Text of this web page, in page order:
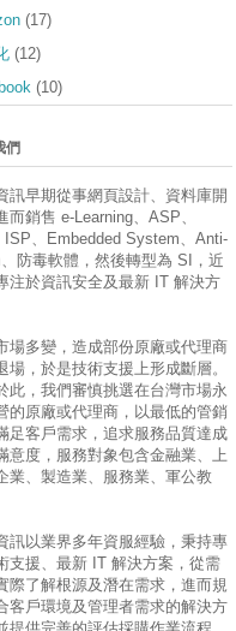
(17)
(12)
(10)
們
訊早期從事網頁設計、資料庫開
而銷售 e-Learning、ASP、
ISP、Embedded System、Anti-
防毒軟體，然後轉型為 SI，近
注於資訊安全及最新 IT 解決方
場多變，造成部份原廠或代理商
場，於是技術支援上形成斷層。
此，我們審慎挑選在台灣市場永
的原廠或代理商，以最低的管銷
足客戶需求，追求服務品質達成
意度，服務對象包含金融業、上
業、製造業、服務業、軍公教
訊以業界多年資服經驗，秉持專
支援、最新 IT 解決方案，從需
際了解根源及潛在需求，進而規
客戶環境及管理者需求的解決方